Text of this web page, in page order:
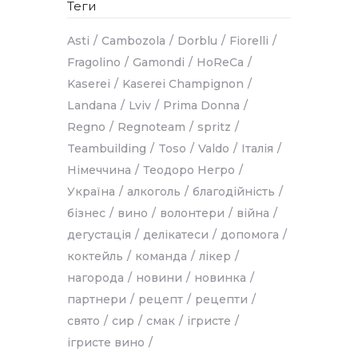
Теги
Asti Cambozola Dorblu
Fiorelli
Fragolino
Gamondi
HoReCa
Kaserei
Kaserei Champignon
Landana
Lviv
Prima Donna
Regno
Regnoteam
spritz
Teambuilding
Toso Valdo
Італія
Німеччина
Теодоро Негро
Україна
алкоголь
благодійність
бізнес
вино волонтери
війна
дегустація
делікатеси
допомога
коктейль
команда
лікер
нагорода
новини
новинка
партнери
рецепт
рецепти
свято
сир смак
ігристе
ігристе вино